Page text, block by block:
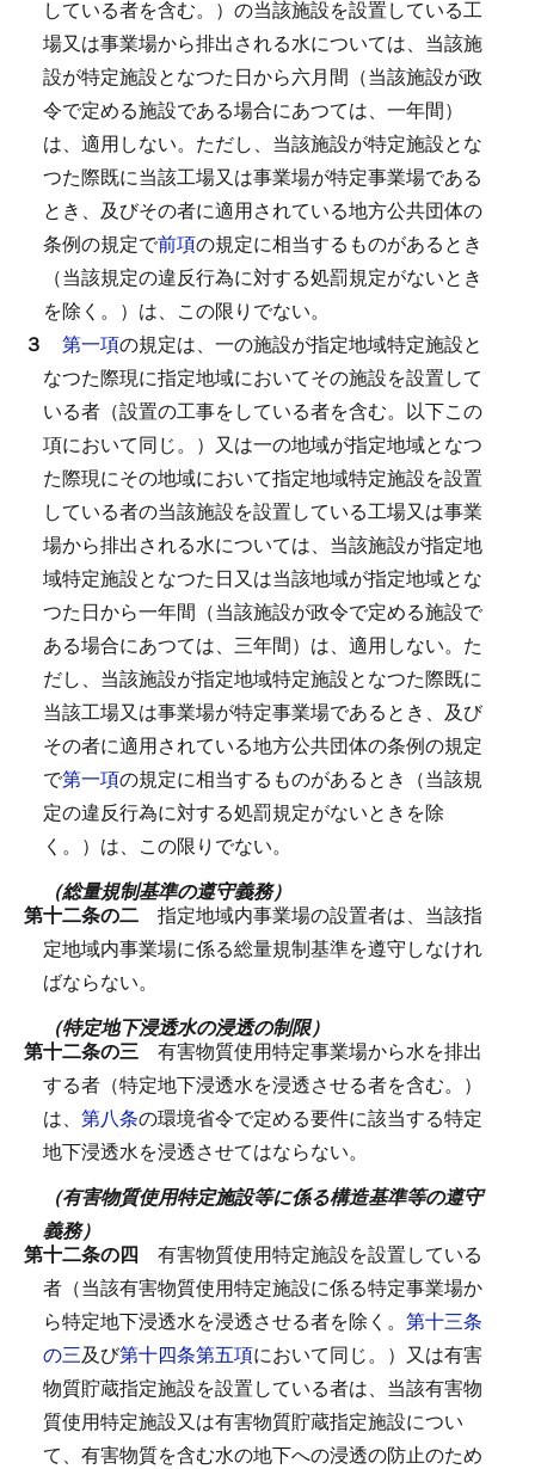
している者を含む。）の当該施設を設置している工
場又は事業場から排出される水については、当該施
設が特定施設となつた日から六月間（当該施設が政
令で定める施設である場合にあつては、一年間）
は、適用しない。 ただし、当該施設が特定施設とな
つた際既に当該工場又は事業場が特定事業場である
とき、及びその者に適用されている地方公共団体の
条例の規定で前項の規定に相当するものがあるとき
（当該規定の違反行為に対する処罰規定がないとき
を除く。）は、この限りでない。
３ 第一項の規定は、一の施設が指定地域特定施設と
なつた際現に指定地域においてその施設を設置して
いる者（設置の工事をしている者を含む。以下この
項において同じ。）又は一の地域が指定地域となつ
た際現にその地域において指定地域特定施設を設置
している者の当該施設を設置している工場又は事業
場から排出される水については、当該施設が指定地
域特定施設となつた日又は当該地域が指定地域とな
つた日から一年間（当該施設が政令で定める施設で
ある場合にあつては、三年間）は、適用しない。 た
だし、当該施設が指定地域特定施設となつた際既に
当該工場又は事業場が特定事業場であるとき、及び
その者に適用されている地方公共団体の条例の規定
で第一項の規定に相当するものがあるとき（当該規
定の違反行為に対する処罰規定がないときを除
く。）は、この限りでない。
（総量規制基準の遵守義務）
第十二条の二 指定地域内事業場の設置者は、当該指
定地域内事業場に係る総量規制基準を遵守しなけれ
ばならない。
（特定地下浸透水の浸透の制限）
第十二条の三 有害物質使用特定事業場から水を排出
する者（特定地下浸透水を浸透させる者を含む。）
は、 第八条の環境省令で定める要件に該当する特定
地下浸透水を浸透させてはならない。
（有害物質使用特定施設等に係る構造基準等の遵守
義務）
第十二条の四 有害物質使用特定施設を設置している
者（当該有害物質使用特定施設に係る特定事業場か
ら特定地下浸透水を浸透させる者を除く。 第十三条
の三及び第十四条第五項において同じ。）又は有害
物質貯蔵指定施設を設置している者は、当該有害物
質使用特定施設又は有害物質貯蔵指定施設につい
て、有害物質を含む水の地下への浸透の防止のため